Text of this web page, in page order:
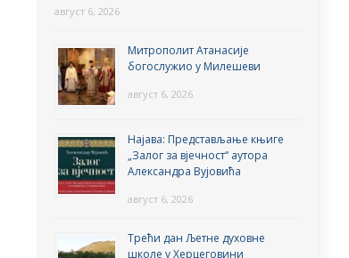
август 6, 2026
Митрополит Атанасије
богослужио у Милешеви
август 6, 2026
Најава: Представљање књиге
„Залог за вјечност“ аутора
Александра Вујовића
август 6, 2026
Трећи дан Љетне духовне
школе у Херцеговини